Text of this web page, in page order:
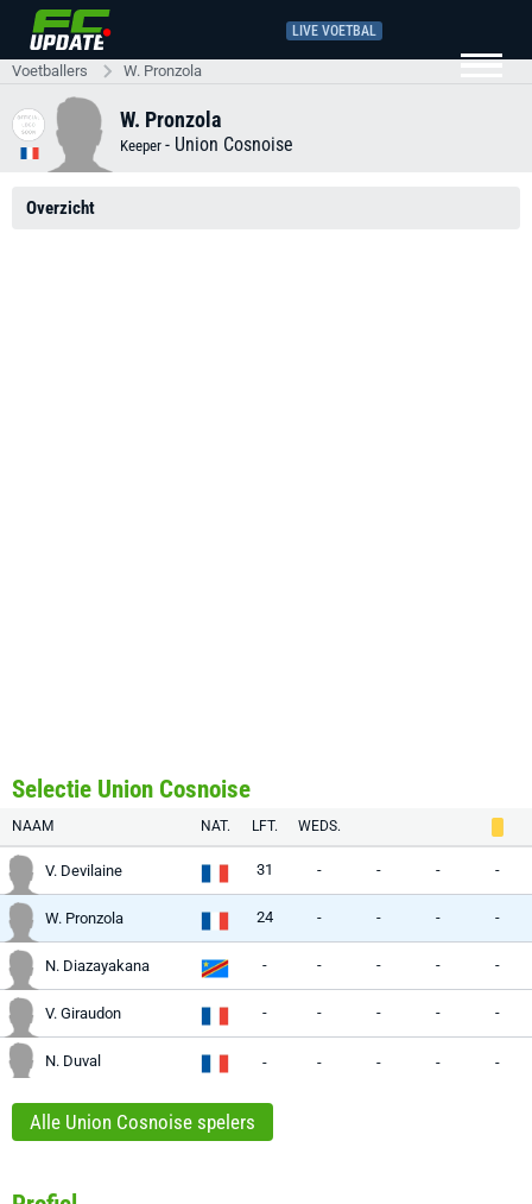
LIVE VOETBAL
Voetballers W. Pronzola
W. Pronzola
Keeper - Union Cosnoise
Overzicht
Selectie Union Cosnoise
NAAM NAT. LFT. WEDS.
V. Devilaine 31 - - - -
W. Pronzola 24 - - - -
N. Diazayakana - - - - -
V. Giraudon - - - - -
N. Duval - - - - -
Alle Union Cosnoise spelers